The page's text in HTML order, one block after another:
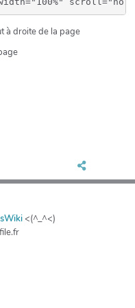
à droite de la page
<(^_^<)